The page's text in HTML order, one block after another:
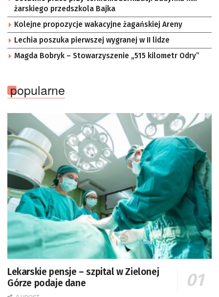
żarskiego przedszkola Bajka
Kolejne propozycje wakacyjne żagańskiej Areny
Lechia poszuka pierwszej wygranej w II lidze
Magda Bobryk – Stowarzyszenie „515 kilometr Odry”
popularne
Lekarskie pensje – szpital w Zielonej
Górze podaje dane